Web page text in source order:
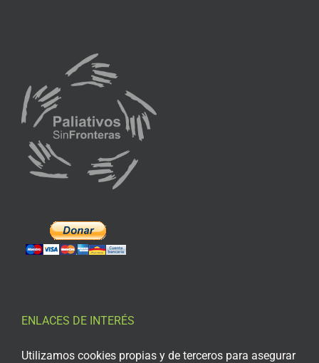
ENLACES DE INTERÉS
Aviso Legal
Utilizamos cookies propias y de terceros para asegurar